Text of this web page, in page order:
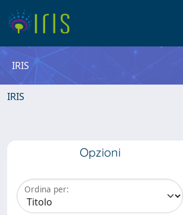
IRIS
IRIS
Opzioni
Ordina per: